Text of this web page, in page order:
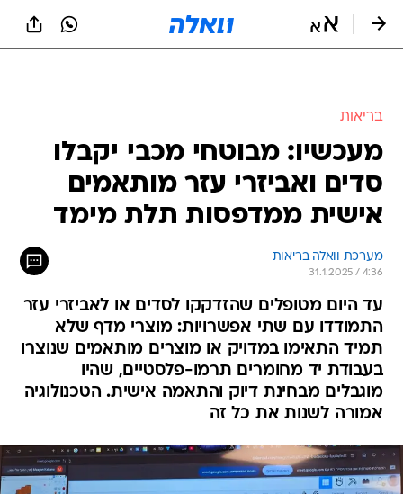
בריאות
מעכשיו: מבוטחי מכבי יקבלו
סדים ואביזרי עזר מותאמים
אישית ממדפסות תלת מימד
מערכת וואלה בריאות
31.1.2025 / 4:36
עד היום מטופלים שהזדקקו לסדים או לאביזרי עזר
התמודדו עם שתי אפשרויות: מוצרי מדף שלא
תמיד התאימו במדויק או מוצרים מותאמים שנוצרו
בעבודת יד מחומרים תרמו-פלסטיים, שהיו
מוגבלים מבחינת דיוק והתאמה אישית. הטכנולוגיה
אמורה לשנות את כל זה